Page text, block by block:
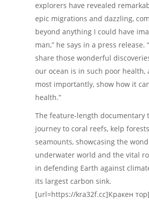
explorers have revealed
epic migrations and dazzling,
beyond anything I could have
man,” he says in a press release.
share those wonderful
our ocean is in such poor health,
most importantly, show how it
health.”
The feature-length documentary
journey to coral reefs, kelp
seamounts, showcasing the
underwater world and the vital
in defending Earth against
its largest carbon sink.
[url=https://kra32f.cc]Кракен